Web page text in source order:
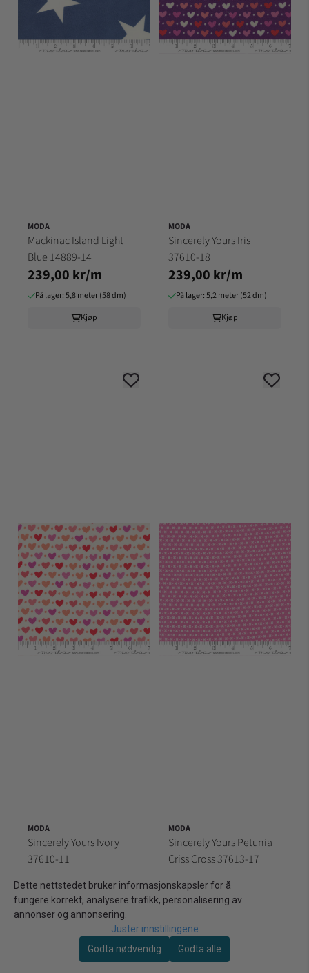
MODA
Mackinac Island Light
Blue 14889-14
239,00 kr/m
På lager: 5,8 meter (58 dm)
Kjøp
MODA
Sincerely Yours Iris
37610-18
239,00 kr/m
På lager: 5,2 meter (52 dm)
Kjøp
MODA
Sincerely Yours Ivory
37610-11
239,00 kr/m
På lager: 6,2 meter (62 dm)
Kjøp
MODA
Sincerely Yours Petunia
Criss Cross 37613-17
239,00 kr/m
På lager: 5,7 meter (57 dm)
Dette nettstedet bruker informasjonskapsler for å
fungere korrekt, analysere trafikk, personalisering av
annonser og annonsering.
Juster innstillingene
Godta nødvendig
Godta alle